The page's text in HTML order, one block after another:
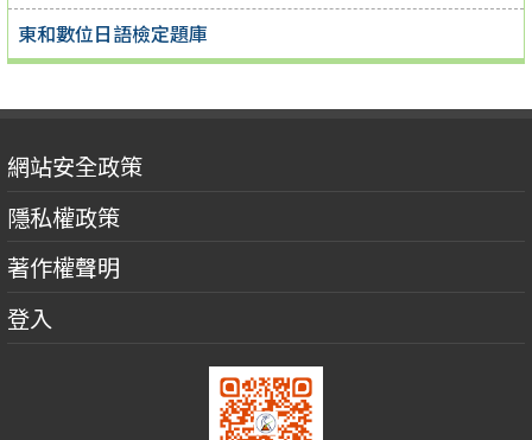
東和數位日語檢定題庫
網站安全政策
隱私權政策
著作權聲明
登入